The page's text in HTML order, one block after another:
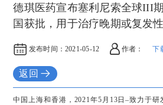
德琪医药宣布塞利尼索全球III
国获批，用于治疗晚期或复发
发布时间： 2021-05-12 作者： 下
返回
中国上海和香港，2021年5月13日–致力于